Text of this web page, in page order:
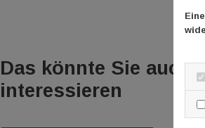
Das könnte Sie auch
interessieren